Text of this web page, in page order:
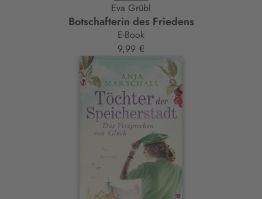
Eva Grübl
Botschafterin des Friedens
E-Book
9,99 €